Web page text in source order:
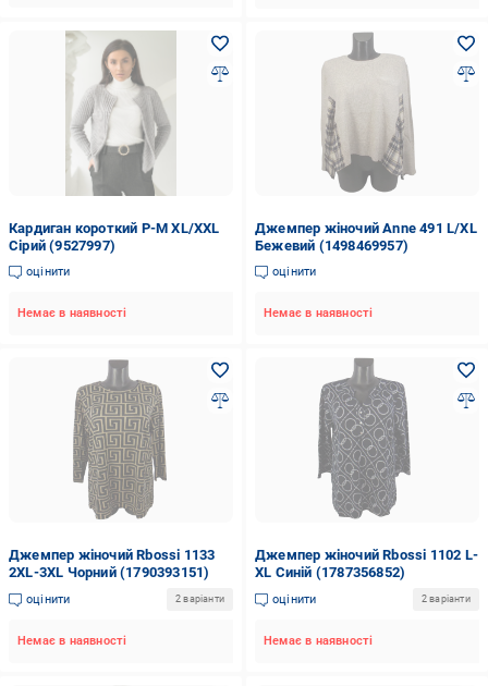
Кардиган короткий P-M XL/XXL
Сірий (9527997)
оцінити
Немає в наявності
Джемпер жіночий Anne 491 L/XL
Бежевий (1498469957)
оцінити
Немає в наявності
Джемпер жіночий Rbossi 1133
2XL-3XL Чорний (1790393151)
оцінити 2 варіанти
Немає в наявності
Джемпер жіночий Rbossi 1102 L-
XL Синій (1787356852)
оцінити 2 варіанти
Немає в наявності